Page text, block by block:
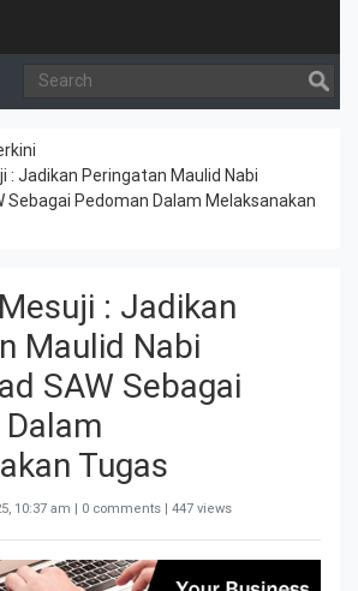
: Jadikan Peringatan Maulid Nabi
Sebagai Pedoman Dalam Melaksanakan
: Jadikan
Maulid Nabi
SAW Sebagai
Tugas
10:37 am | 0 comments | 447 views